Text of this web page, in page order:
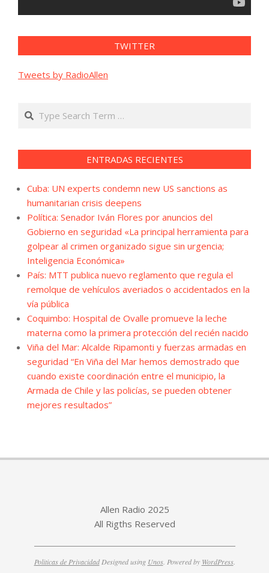
TWITTER
Tweets by RadioAllen
Search
ENTRADAS RECIENTES
Cuba: UN experts condemn new US sanctions as
humanitarian crisis deepens
Política: Senador Iván Flores por anuncios del
Gobierno en seguridad «La principal herramienta para
golpear al crimen organizado sigue sin urgencia;
Inteligencia Económica»
País: MTT publica nuevo reglamento que regula el
remolque de vehículos averiados o accidentados en la
vía pública
Coquimbo: Hospital de Ovalle promueve la leche
materna como la primera protección del recién nacido
Viña del Mar: Alcalde Ripamonti y fuerzas armadas en
seguridad “En Viña del Mar hemos demostrado que
cuando existe coordinación entre el municipio, la
Armada de Chile y las policías, se pueden obtener
mejores resultados”
Allen Radio 2025
All Rigths Reserved
Politicas de PrivacidadDesigned using Unos. Powered by WordPress.